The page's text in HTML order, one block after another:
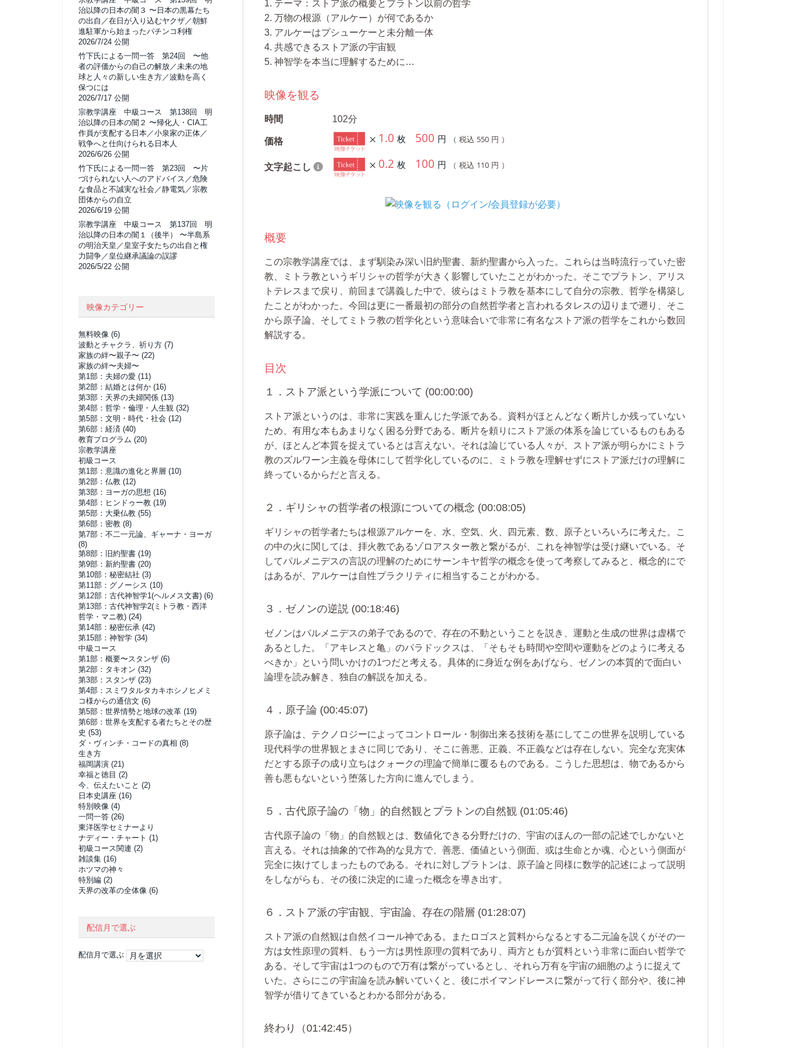
1. テーマ：ストア派の概要とプラトン以前の哲学
2. 万物の根源（アルケー）が何であるか
3. アルケーはプシューケーと未分離一体
4. 共感できるストア派の宇宙観
5. 神智学を本当に理解するために…
映像を観る
時間 102分
価格 1.0 枚 500 円 （ 税込 550円 ）
文字起こし 0.2 枚 100 円 （ 税込 110円 ）
概要
この宗教学講座では、まず馴染み深い旧約聖書、新約聖書から入った。これらは当時流行っていた密
教、ミトラ教というギリシャの哲学が大きく影響していたことがわかった。そこでプラトン、アリス
トテレスまで戻り、前回まで講義した中で、彼らはミトラ教を基本にして自分の宗教、哲学を構築し
たことがわかった。今回は更に一番最初の部分の自然哲学者と言われるタレスの辺りまで遡り、そこ
から原子論、そしてミトラ教の哲学化という意味合いで非常に有名なストア派の哲学をこれから数回
解説する。
目次
１．ストア派という学派について (00:00:00)
ストア派というのは、非常に実践を重んじた学派である。資料がほとんどなく断片しか残っていない
ため、有用な本もあまりなく困る分野である。断片を頼りにストア派の体系を論じているものもある
が、ほとんど本質を捉えているとは言えない。それは論じている人々が、ストア派が明らかにミトラ
教のズルワーン主義を母体にして哲学化しているのに、ミトラ教を理解せずにストア派だけの理解に
終っているからだと言える。
２．ギリシャの哲学者の根源についての概念 (00:08:05)
ギリシャの哲学者たちは根源アルケーを、水、空気、火、四元素、数、原子といろいろに考えた。こ
の中の火に関しては、拝火教であるゾロアスター教と繋がるが、これを神智学は受け継いでいる。そ
してパルメニデスの言説の理解のためにサーンキヤ哲学の概念を使って考察してみると、概念的にで
はあるが、アルケーは自性プラクリティに相当することがわかる。
３．ゼノンの逆説 (00:18:46)
ゼノンはパルメニデスの弟子であるので、存在の不動ということを説き、運動と生成の世界は虚構で
あるとした。「アキレスと亀」のパラドックスは、「そもそも時間や空間や運動をどのように考える
べきか」という問いかけの1つだと考える。具体的に身近な例をあげなら、ゼノンの本質的で面白い
論理を読み解き、独自の解説を加える。
４．原子論 (00:45:07)
原子論は、テクノロジーによってコントロール・制御出来る技術を基にしてこの世界を説明している
現代科学の世界観とまさに同じであり、そこに善悪、正義、不正義などは存在しない。完全な充実体
だとする原子の成り立ちはクォークの理論で簡単に覆るものである。こうした思想は、物であるから
善も悪もないという堕落した方向に進んでしまう。
５．古代原子論の「物」的自然観とプラトンの自然観 (01:05:46)
古代原子論の「物」的自然観とは、数値化できる分野だけの、宇宙のほんの一部の記述でしかないと
言える。それは抽象的で作為的な見方で、善悪、価値という側面、或は生命とか魂、心という側面が
完全に抜けてしまったものである。それに対しプラトンは、原子論と同様に数学的記述によって説明
をしながらも、その後に決定的に違った概念を導き出す。
６．ストア派の宇宙観、宇宙論、存在の階層 (01:28:07)
ストア派の自然観は自然イコール神である。またロゴスと質料からなるとする二元論を説くがその一
方は女性原理の質料、もう一方は男性原理の質料であり、両方ともが質料という非常に面白い哲学で
ある。そして宇宙は1つのもので万有は繋がっているとし、それら万有を宇宙の細胞のように捉えて
いた。さらにこの宇宙論を読み解いていくと、後にポイマンドレースに繋がって行く部分や、後に神
智学が借りてきているとわかる部分がある。
終わり（01:42:45）
治以降の日本の闇３ 〜日本の黒幕たち
の出自／在日が入り込むヤクザ／朝鮮
進駐軍から始まったパチンコ利権
2026/7/24 公開
竹下氏による一問一答 第24回 〜他
者の評価からの自己の解放／未来の地
球と人々の新しい生き方／波動を高く
保つには
2026/7/17 公開
宗教学講座 中級コース 第138回 明
治以降の日本の闇２ 〜帰化人・CIA工
作員が支配する日本／小泉家の正体／
戦争へと仕向けられる日本人
2026/6/26 公開
竹下氏による一問一答 第23回 〜片
づけられない人へのアドバイス／危険
な食品と不誠実な社会／静電気／宗教
団体からの自立
2026/6/19 公開
宗教学講座 中級コース 第137回 明
治以降の日本の闇１（後半） 〜半島系
の明治天皇／皇室子女たちの出自と権
力闘争／皇位継承議論の誤謬
2026/5/22 公開
映像カテゴリー
無料映像 (6)
波動とチャクラ、祈り方 (7)
家族の絆〜親子〜 (22)
家族の絆〜夫婦〜
第1部：夫婦の愛 (11)
第2部：結婚とは何か (16)
第3部：天界の夫婦関係 (13)
第4部：哲学・倫理・人生観 (32)
第5部：文明・時代・社会 (12)
第6部：経済 (40)
教育プログラム (20)
宗教学講座
初級コース
第1部：意識の進化と界層 (10)
第2部：仏教 (12)
第3部：ヨーガの思想 (16)
第4部：ヒンドゥー教 (19)
第5部：大乗仏教 (55)
第6部：密教 (8)
第7部：不二一元論、ギャーナ・ヨーガ
(8)
第8部：旧約聖書 (19)
第9部：新約聖書 (20)
第10部：秘密結社 (3)
第11部：グノーシス (10)
第12部：古代神智学1(ヘルメス文書) (6)
第13部：古代神智学2(ミトラ教・西洋
哲学・マニ教) (24)
第14部：秘密伝承 (42)
第15部：神智学 (34)
中級コース
第1部：概要〜スタンザ (6)
第2部：タキオン (32)
第3部：スタンザ (23)
第4部：スミワタルタカキホシノヒメミ
コ様からの通信文 (6)
第5部：世界情勢と地球の改革 (19)
第6部：世界を支配する者たちとその歴
史 (53)
ダ・ヴィンチ・コードの真相 (8)
生き方
福岡講演 (21)
幸福と徳目 (2)
今、伝えたいこと (2)
日本史講座 (16)
特別映像 (4)
一問一答 (26)
東洋医学セミナーより
ナディー・チャート (1)
初級コース関連 (2)
雑談集 (16)
ホツマの神々
特別編 (2)
天界の改革の全体像 (6)
配信月で選ぶ
配信月で選ぶ